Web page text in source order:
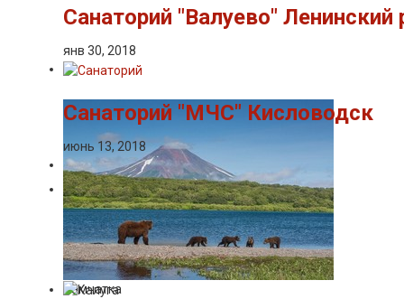
Камчатка
Санаторий "Валуево" Ленинский
янв 30, 2018
Санаторий "МЧС" Кисловодск
июнь 13, 2018